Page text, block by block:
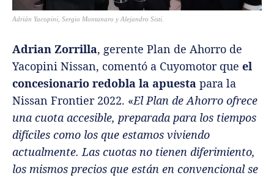
Adrián Yacopini, Sergio Montanaro y Alejandro Sisti.
Adrian Zorrilla, gerente Plan de Ahorro de
Yacopini Nissan, comentó a Cuyomotor que el
concesionario redobla la apuesta para la
Nissan Frontier 2022. «El Plan de Ahorro ofrece
una cuota accesible, preparada para los tiempos
difíciles como los que estamos viviendo
actualmente. Las cuotas no tienen diferimiento,
los mismos precios que están en convencional se